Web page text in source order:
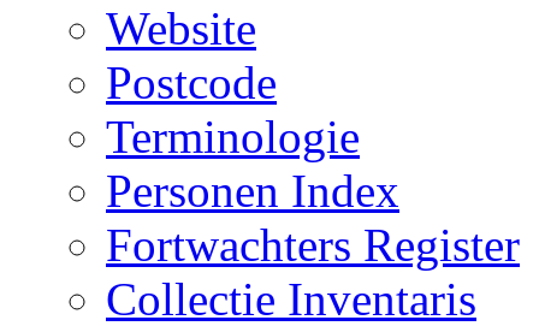
Website
Postcode
Terminologie
Personen Index
Fortwachters Register
Collectie Inventaris